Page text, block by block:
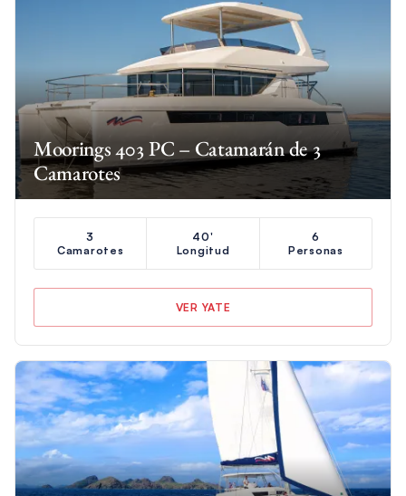
Moorings 403 PC – Catamarán de 3
Camarotes
3
Camarotes
40'
Longitud
6
Personas
VER YATE